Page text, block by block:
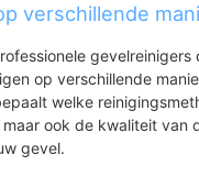
verschillende
gevelreinigers
op verschillende
welke
ook de kwaliteit van
gevel.